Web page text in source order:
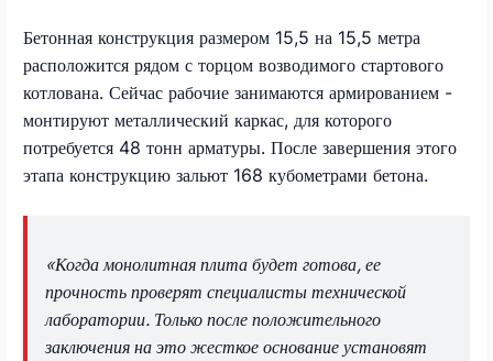
Бетонная конструкция размером 15,5 на 15,5 метра
расположится рядом с торцом возводимого стартового
котлована. Сейчас рабочие занимаются армированием -
монтируют металлический каркас, для которого
потребуется 48 тонн арматуры. После завершения этого
этапа конструкцию зальют 168 кубометрами бетона.
«Когда монолитная плита будет готова, ее
прочность проверят специалисты технической
лаборатории. Только после положительного
заключения на это жесткое основание установят